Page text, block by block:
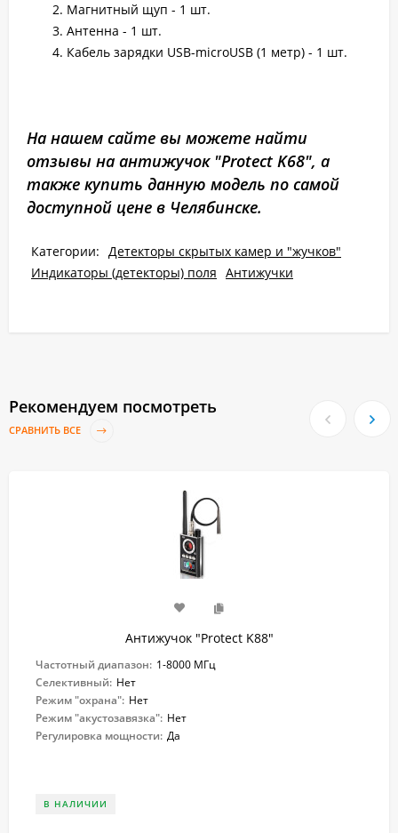
Магнитный щуп - 1 шт.
Антенна - 1 шт.
Кабель зарядки USB-microUSB (1 метр) - 1 шт.
На нашем сайте вы можете найти
отзывы на антижучок "Protect K68", а
также купить данную модель по самой
доступной цене в Челябинске.
Категории: Детекторы скрытых камер и "жучков"
Индикаторы (детекторы) поля Антижучки
Рекомендуем посмотреть
СРАВНИТЬ ВСЕ
Антижучок "Protect K88"
Частотный диапазон: 1-8000 МГц
Селективный: Нет
Режим "охрана": Нет
Режим "акустозавязка": Нет
Регулировка мощности: Да
В НАЛИЧИИ